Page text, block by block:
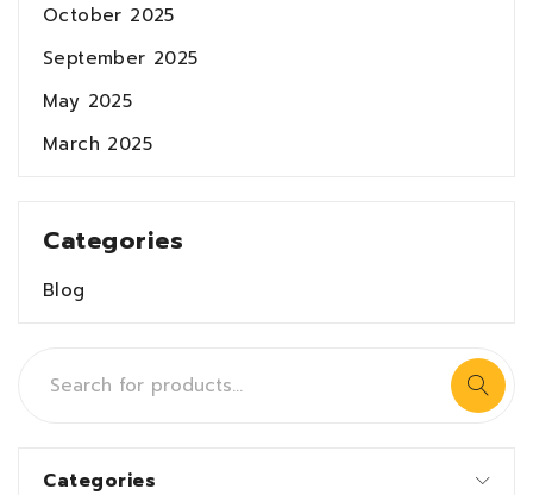
October 2025
September 2025
May 2025
March 2025
Categories
Blog
Categories